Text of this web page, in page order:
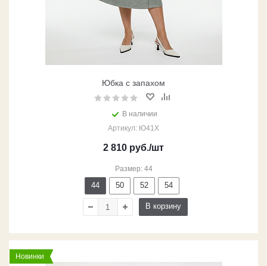
Юбка с запахом
В наличии
Артикул: Ю41Х
2 810 руб./шт
Размер: 44
44 50 52 54
В корзину
Новинки